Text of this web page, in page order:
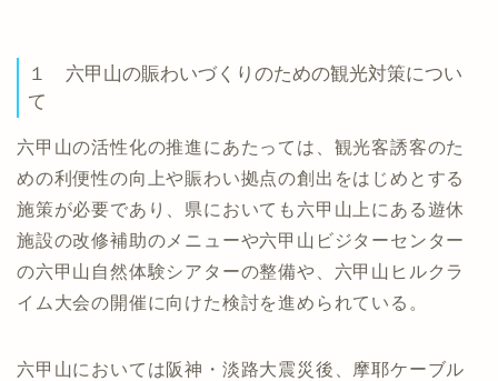
１ 六甲山の賑わいづくりのための観光対策につい
て
六甲山の活性化の推進にあたっては、観光客誘客のた
めの利便性の向上や賑わい拠点の創出をはじめとする
施策が必要であり、県においても六甲山上にある遊休
施設の改修補助のメニューや六甲山ビジターセンター
の六甲山自然体験シアターの整備や、六甲山ヒルクラ
イム大会の開催に向けた検討を進められている。
六甲山においては阪神・淡路大震災後、摩耶ケーブル